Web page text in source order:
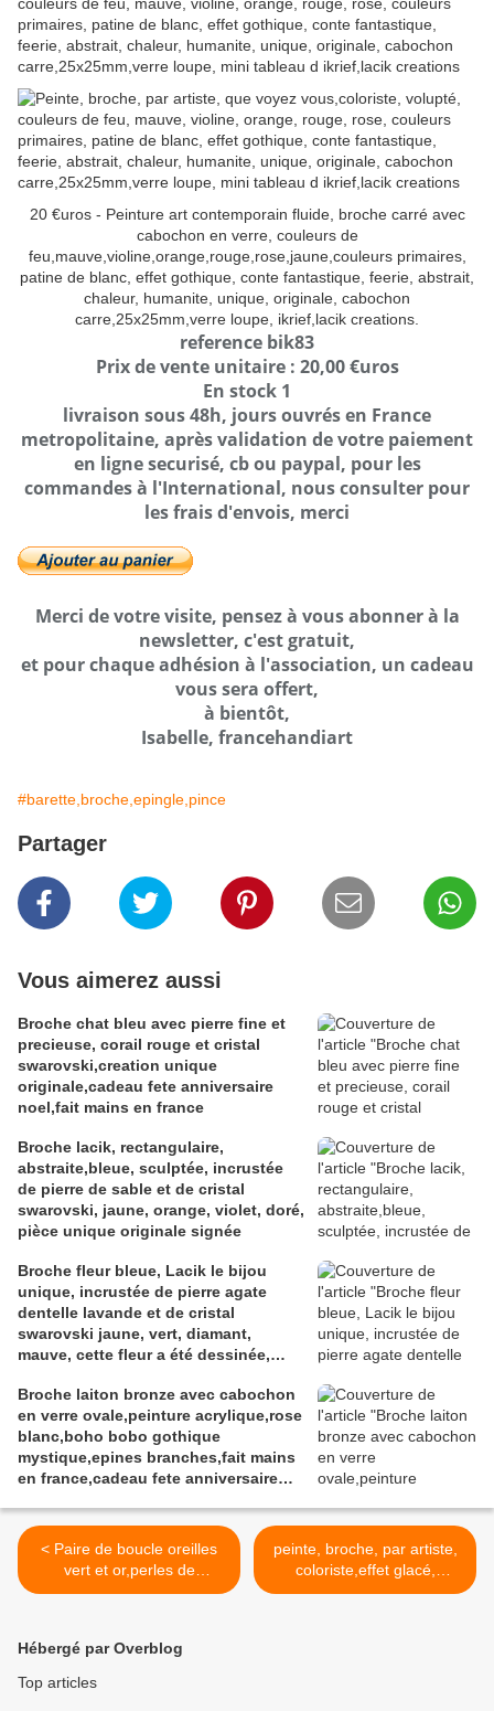
20 €uros - Peinture art contemporain fluide, broche carré avec
cabochon en verre, couleurs de
feu,mauve,violine,orange,rouge,rose,jaune,couleurs primaires,
patine de blanc, effet gothique, conte fantastique, feerie, abstrait,
chaleur, humanite, unique, originale, cabochon
carre,25x25mm,verre loupe, ikrief,lacik creations.
reference bik83
Prix de vente unitaire : 20,00 €uros
En stock 1
livraison sous 48h, jours ouvrés en France
metropolitaine, après validation de votre paiement
en ligne securisé, cb ou paypal, pour les
commandes à l'International, nous consulter pour
les frais d'envois, merci
Merci de votre visite, pensez à vous abonner à la
newsletter, c'est gratuit,
et pour chaque adhésion à l'association, un cadeau
vous sera offert,
à bientôt,
Isabelle, francehandiart
#barette,broche,epingle,pince
Partager
Vous aimerez aussi
Broche chat bleu avec pierre fine et
precieuse, corail rouge et cristal
swarovski,creation unique
originale,cadeau fete anniversaire
noel,fait mains en france
Broche lacik, rectangulaire,
abstraite,bleue, sculptée, incrustée
de pierre de sable et de cristal
swarovski, jaune, orange, violet, doré,
pièce unique originale signée
Broche fleur bleue, Lacik le bijou
unique, incrustée de pierre agate
dentelle lavande et de cristal
swarovski jaune, vert, diamant,
mauve, cette fleur a été dessinée,
bijou, les pierreries et cristallerires
ont été incrustées à la cuisson,
peinture et vernis acrylique, pièce
originale unique et signée au dos.
Broche laiton bronze avec cabochon
en verre ovale,peinture acrylique,rose
blanc,boho bobo gothique
mystique,epines branches,fait mains
en france,cadeau fete anniversaire
< Paire de boucle oreilles
vert et or,perles de
verre travaillées au
perles rondes plaque
or,gemme les perles,
narbonne france,bijou boho
peinte, broche, par artiste,
coloriste,effet glacé,
cabochon carré de
Hébergé par Overblog
Top articles